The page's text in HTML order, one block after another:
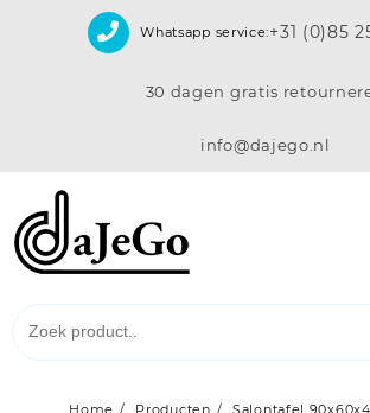
Whatsapp service:+31 (0)85
30 dagen gratis
info@dajego.nl
Home Producten
Salontafel